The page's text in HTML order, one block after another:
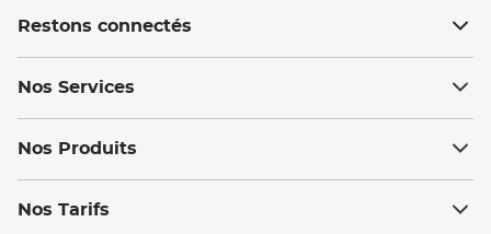
Restons connectés
Nos Services
Nos Produits
Nos Tarifs